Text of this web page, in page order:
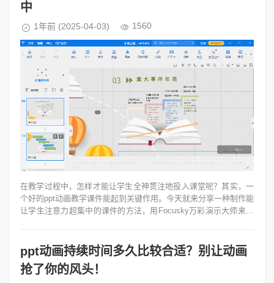
中
1年前 (2025-04-03) 1560
在教学过程中，怎样才能让学生全神贯注地投入课堂呢？其实，一
个好的ppt动画教学课件能起到关键作用。今天就来分享一种制作能
让学生注意力超集中的课件的方法，用Focusky万彩演示大师来制
ppt动画持续时间多久比较合适？别让动画
抢了你的风头！